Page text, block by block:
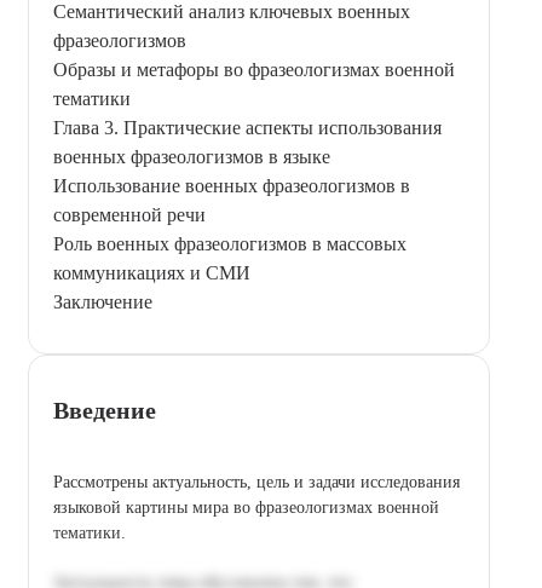
Семантический анализ ключевых военных
фразеологизмов
Образы и метафоры во фразеологизмах военной
тематики
Глава 3. Практические аспекты использования
военных фразеологизмов в языке
Использование военных фразеологизмов в
современной речи
Роль военных фразеологизмов в массовых
коммуникациях и СМИ
Заключение
Введение
Рассмотрены актуальность, цель и задачи исследования
языковой картины мира во фразеологизмах военной
тематики.